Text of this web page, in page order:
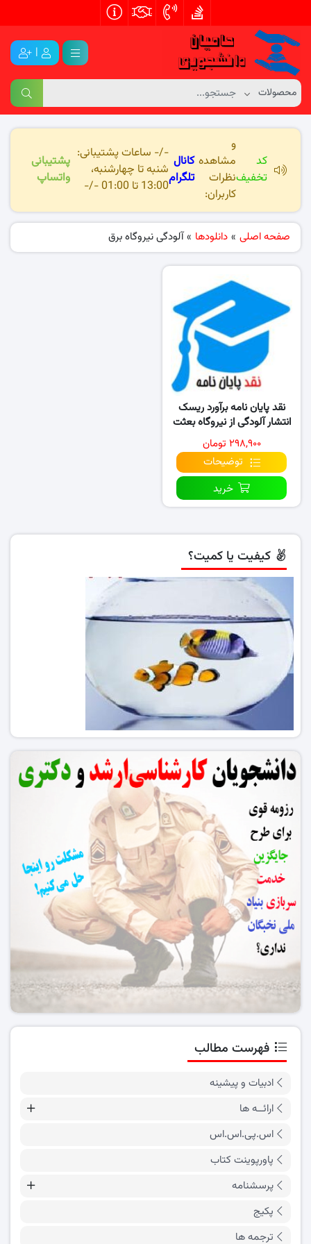
|
کد
تخفیف
و
مشاهده
نظرات
کاربران:
کانال
تلگرام
-/- ساعات پشتیبانی:
شنبه تا چهارشنبه،
13:00 تا 01:00 -/-
پشتیبانی
واتساپ
صفحه اصلی » دانلودها » آلودگی نیروگاه برق
نقد پایان نامه برآورد ریسک
انتشار آلودگی از نیروگاه بعثت
۲۹۸,۹۰۰ تومان
توضیحات
خرید
کیفیت یا کمیت؟
فهرست مطالب
ادبیات و پیشینه
ارائــه ها
اس.پی.اس.اس
پاورپوینت کتاب
پرسشنامه
پکیج
ترجمه ها